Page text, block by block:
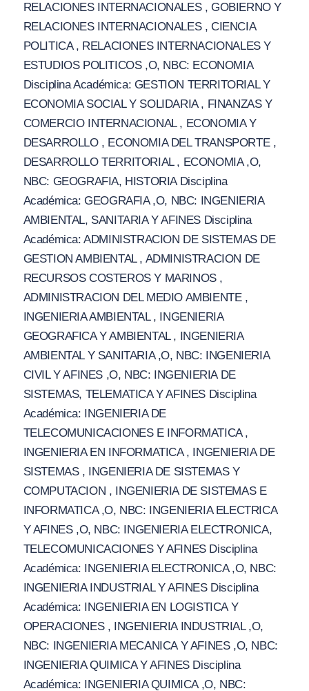
RELACIONES INTERNACIONALES , GOBIERNO Y
RELACIONES INTERNACIONALES , CIENCIA
POLITICA , RELACIONES INTERNACIONALES Y
ESTUDIOS POLITICOS ,O, NBC: ECONOMIA
Disciplina Académica: GESTION TERRITORIAL Y
ECONOMIA SOCIAL Y SOLIDARIA , FINANZAS Y
COMERCIO INTERNACIONAL , ECONOMIA Y
DESARROLLO , ECONOMIA DEL TRANSPORTE ,
DESARROLLO TERRITORIAL , ECONOMIA ,O,
NBC: GEOGRAFIA, HISTORIA Disciplina
Académica: GEOGRAFIA ,O, NBC: INGENIERIA
AMBIENTAL, SANITARIA Y AFINES Disciplina
Académica: ADMINISTRACION DE SISTEMAS DE
GESTION AMBIENTAL , ADMINISTRACION DE
RECURSOS COSTEROS Y MARINOS ,
ADMINISTRACION DEL MEDIO AMBIENTE ,
INGENIERIA AMBIENTAL , INGENIERIA
GEOGRAFICA Y AMBIENTAL , INGENIERIA
AMBIENTAL Y SANITARIA ,O, NBC: INGENIERIA
CIVIL Y AFINES ,O, NBC: INGENIERIA DE
SISTEMAS, TELEMATICA Y AFINES Disciplina
Académica: INGENIERIA DE
TELECOMUNICACIONES E INFORMATICA ,
INGENIERIA EN INFORMATICA , INGENIERIA DE
SISTEMAS , INGENIERIA DE SISTEMAS Y
COMPUTACION , INGENIERIA DE SISTEMAS E
INFORMATICA ,O, NBC: INGENIERIA ELECTRICA
Y AFINES ,O, NBC: INGENIERIA ELECTRONICA,
TELECOMUNICACIONES Y AFINES Disciplina
Académica: INGENIERIA ELECTRONICA ,O, NBC:
INGENIERIA INDUSTRIAL Y AFINES Disciplina
Académica: INGENIERIA EN LOGISTICA Y
OPERACIONES , INGENIERIA INDUSTRIAL ,O,
NBC: INGENIERIA MECANICA Y AFINES ,O, NBC:
INGENIERIA QUIMICA Y AFINES Disciplina
Académica: INGENIERIA QUIMICA ,O, NBC: